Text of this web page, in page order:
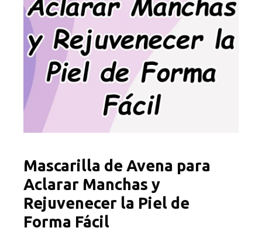
Mascarilla de Avena para
Aclarar Manchas y
Rejuvenecer la Piel de
Forma Fácil